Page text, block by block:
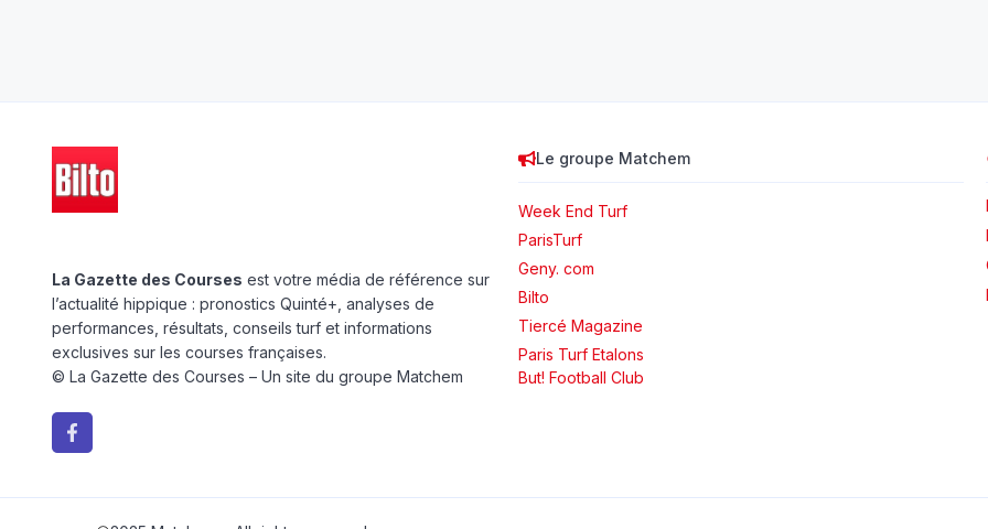
La Gazette des Courses est votre média de référence sur
l’actualité hippique : pronostics Quinté+, analyses de
performances, résultats, conseils turf et informations
exclusives sur les courses françaises.
© La Gazette des Courses – Un site du groupe Matchem
Le groupe Matchem
Week End Turf
ParisTurf
Geny. com
Bilto
Tiercé Magazine
Paris Turf Etalons
But! Football Club